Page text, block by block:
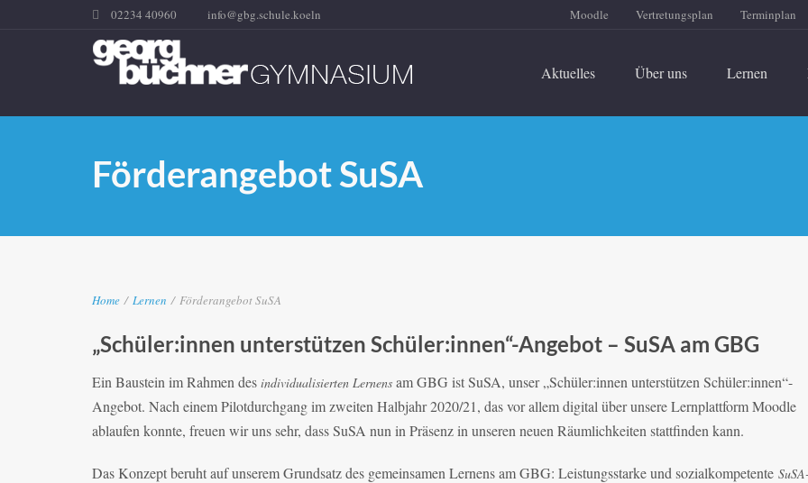
02234 40960 info@gbg.schule.koeln Moodle Vertretungsplan Terminplan
Aktuelles Über uns Lernen
Förderangebot SuSA
Home / Lernen / Förderangebot SuSA
„Schüler:innen unterstützen Schüler:innen“-Angebot – SuSA am GBG
Ein Baustein im Rahmen des individualisierten Lernens am GBG ist SuSA, unser „Schüler:innen unterstützen Schüler:innen“-
Angebot. Nach einem Pilotdurchgang im zweiten Halbjahr 2020/21, das vor allem digital über unsere Lernplattform Moodle
ablaufen konnte, freuen wir uns sehr, dass SuSA nun in Präsenz in unseren neuen Räumlichkeiten stattfinden kann.
Das Konzept beruht auf unserem Grundsatz des gemeinsamen Lernens am GBG: Leistungsstarke und sozialkompetente